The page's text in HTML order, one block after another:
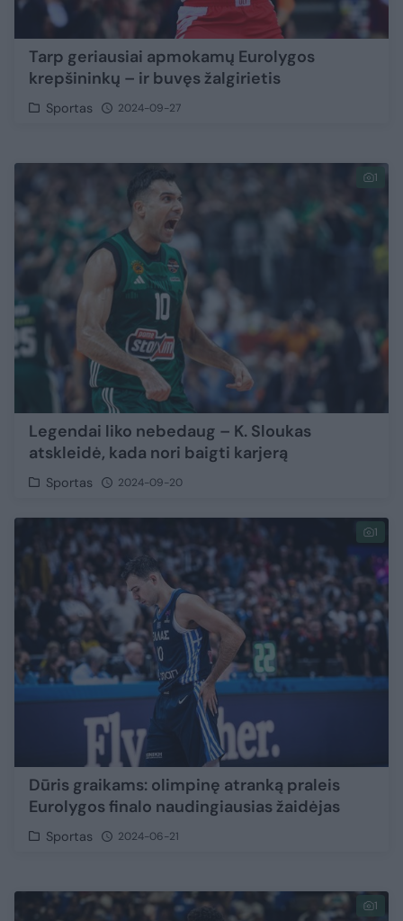
Tarp geriausiai apmokamų Eurolygos
krepšininkų – ir buvęs žalgirietis
Sportas 2024-09-27
1
Legendai liko nebedaug – K. Sloukas
atskleidė, kada nori baigti karjerą
Sportas 2024-09-20
1
Dūris graikams: olimpinę atranką praleis
Eurolygos finalo naudingiausias žaidėjas
Sportas 2024-06-21
1